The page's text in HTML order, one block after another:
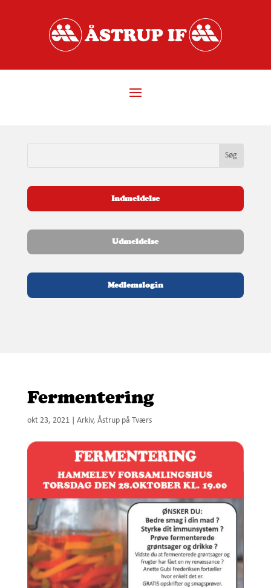
Indmeldelse
Udmeldelse
Medlemslogin
Fermentering
okt 23, 2021| Arkiv, Åstrup på Tværs